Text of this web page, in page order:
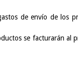
de envío de los
se facturarán al